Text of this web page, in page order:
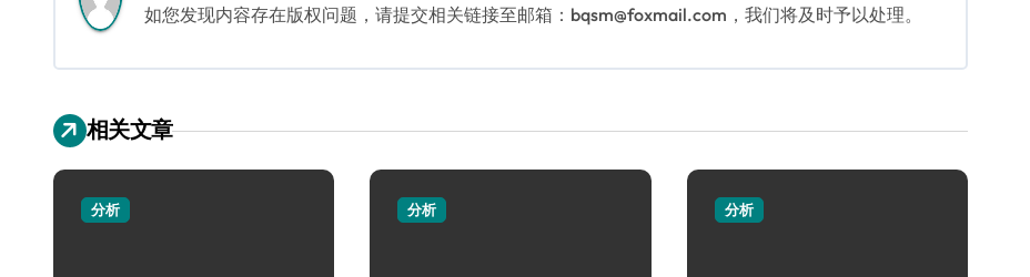
如您发现内容存在版权问题，请提交相关链接至邮箱：bqsm@foxmail.com，我们将及时予以处理。
相关文章
分析 分析 分析